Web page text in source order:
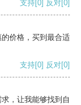
支持[0] 反对[0]
价格，买到最合适
支持[0] 反对[0]
，让我能够找到自